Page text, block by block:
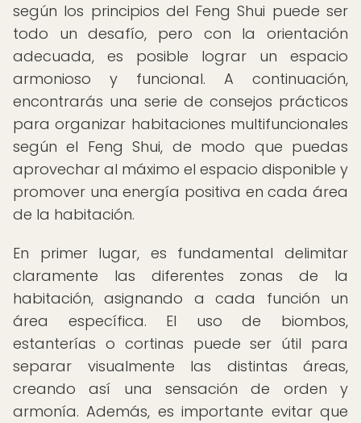
según los principios del Feng Shui puede ser
todo un desafío, pero con la orientación
adecuada, es posible lograr un espacio
armonioso y funcional. A continuación,
encontrarás una serie de consejos prácticos
para organizar habitaciones multifuncionales
según el Feng Shui, de modo que puedas
aprovechar al máximo el espacio disponible y
promover una energía positiva en cada área
de la habitación.
En primer lugar, es fundamental delimitar
claramente las diferentes zonas de la
habitación, asignando a cada función un
área específica. El uso de biombos,
estanterías o cortinas puede ser útil para
separar visualmente las distintas áreas,
creando así una sensación de orden y
armonía. Además, es importante evitar que